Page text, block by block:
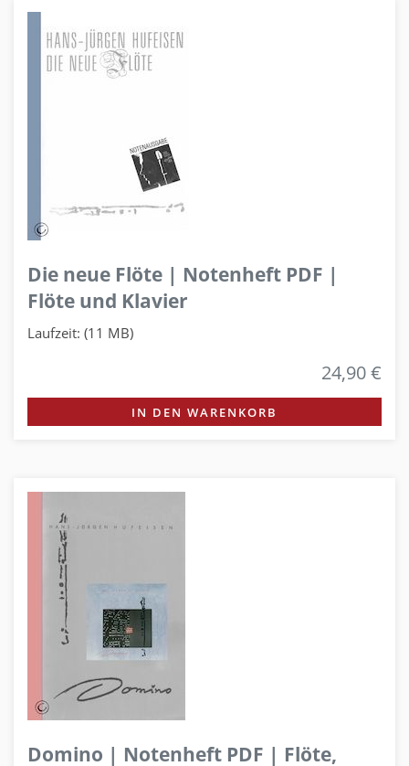
Die neue Flöte | Notenheft PDF |
Flöte und Klavier
Laufzeit: (11 MB)
24,90 €
IN DEN WARENKORB
Domino | Notenheft PDF | Flöte,